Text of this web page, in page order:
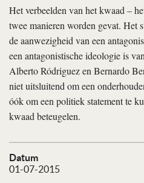
Datum
01-07-2015
Het verbeelden van het kwaad –
twee manieren worden gevat. Het
de aanwezigheid van een
een antagonistische ideologie is
Alberto Ródriguez en Bernardo
niet uitsluitend om een
óók om een politiek statement te
kwaad beteugelen.